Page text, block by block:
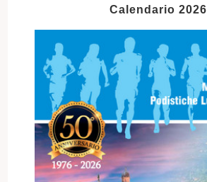
Calendario 2026